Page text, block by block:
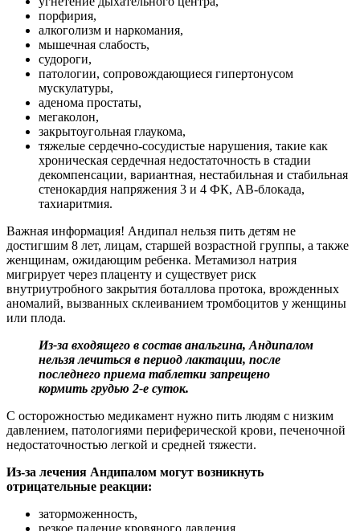
порфирия,
алкоголизм и наркомания,
мышечная слабость,
судороги,
патологии, сопровождающиеся гипертонусом
мускулатуры,
аденома простаты,
мегаколон,
закрытоугольная глаукома,
тяжелые сердечно-сосудистые нарушения, такие как
хроническая сердечная недостаточность в стадии
декомпенсации, вариантная, нестабильная и стабильная
стенокардия напряжения 3 и 4 ФК, АВ-блокада,
тахиаритмия.
Важная информация! Андипал нельзя пить детям не
достигшим 8 лет, лицам, старшей возрастной группы, а также
женщинам, ожидающим ребенка. Метамизол натрия
мигрирует через плаценту и существует риск
внутриутробного закрытия боталлова протока, врожденных
аномалий, вызванных склеиванием тромбоцитов у женщины
или плода.
Из-за входящего в состав анальгина, Андипалом
нельзя лечиться в период лактации, после
последнего приема таблетки запрещено
кормить грудью 2-е суток.
С осторожностью медикамент нужно пить людям с низким
давлением, патологиями периферической крови, печеночной
недостаточностью легкой и средней тяжести.
Из-за лечения Андипалом могут возникнуть
отрицательные реакции:
заторможенность,